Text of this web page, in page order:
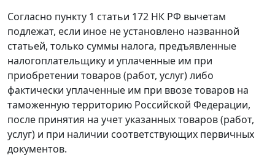
Согласно пункту 1 статьи 172 НК РФ вычетам
подлежат, если иное не установлено названной
статьей, только суммы налога, предъявленные
налогоплательщику и уплаченные им при
приобретении товаров (работ, услуг) либо
фактически уплаченные им при ввозе товаров на
таможенную территорию Российской Федерации,
после принятия на учет указанных товаров (работ,
услуг) и при наличии соответствующих первичных
документов.